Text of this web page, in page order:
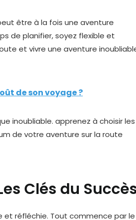
être à la fois une aventure
de planifier, soyez flexible et
et vivre une aventure
de son voyage ?
Clés du
réfléchie. Tout commence par le